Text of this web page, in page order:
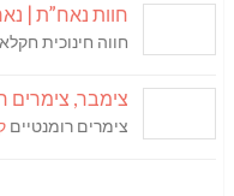
חוות נאח”ת |
חווה חינוכית
צימבר, צימרים
צימרים רומנטיים